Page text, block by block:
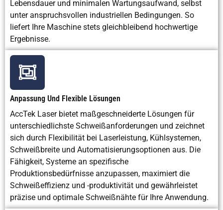
Lebensdauer und minimalen Wartungsaufwand, selbst
unter anspruchsvollen industriellen Bedingungen. So
liefert Ihre Maschine stets gleichbleibend hochwertige
Ergebnisse.
Anpassung Und Flexible Lösungen
AccTek Laser bietet maßgeschneiderte Lösungen für
unterschiedlichste Schweißanforderungen und zeichnet
sich durch Flexibilität bei Laserleistung, Kühlsystemen,
Schweißbreite und Automatisierungsoptionen aus. Die
Fähigkeit, Systeme an spezifische
Produktionsbedürfnisse anzupassen, maximiert die
Schweißeffizienz und -produktivität und gewährleistet
präzise und optimale Schweißnähte für Ihre Anwendung.